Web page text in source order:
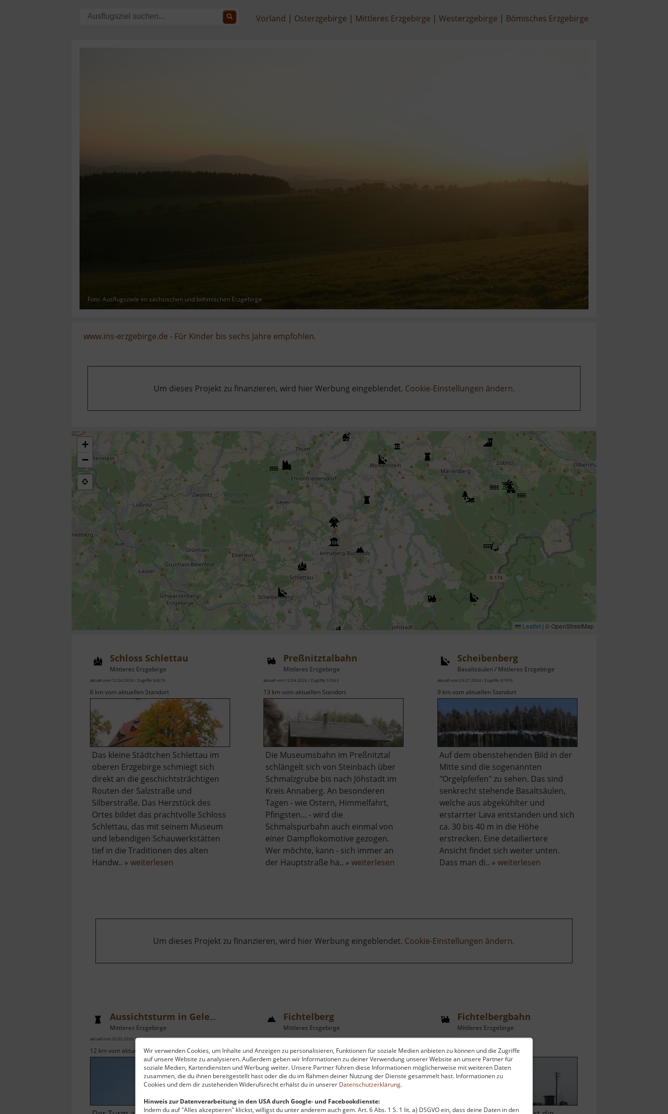
Wir verwenden Cookies, um Inhalte und Anzeigen zu personalisieren, Funktionen für soziale Medien anbieten zu können und die Zugriffe
auf unsere Website zu analysieren. Außerdem geben wir Informationen zu deiner Verwendung unserer Website an unsere Partner für
soziale Medien, Kartendiensten und Werbung weiter. Unsere Partner führen diese Informationen möglicherweise mit weiteren Daten
zusammen, die du ihnen bereitgestellt hast oder die du im Rahmen deiner Nutzung der Dienste gesammelt hast. Informationen zu
Cookies und dem dir zustehenden Widerufsrecht erhälst du in unserer Datenschutzerklärung.
Hinweis zur Datenverarbeitung in den USA durch Google- und Facebookdienste:
Indem du auf "Alles akzeptieren" klickst, willigst du unter anderem auch gem. Art. 6 Abs. 1 S. 1 lit. a) DSGVO ein, dass deine Daten in den
Vorland Osterzgebirge Mittleres Erzgebirge Westerzgebirge Bömisches Erzgebirge
Foto: Ausflugsziele im sächsischen und böhmischen Erzgebirge
www.ins-erzgebirge.de - Für Kinder bis sechs Jahre empfohlen.
Um dieses Projekt zu finanzieren, wird hier Werbung eingeblendet. Cookie-Einstellungen ändern.
+
−
Leaflet | © OpenStreetMap
Schloss Schlettau
Mittleres Erzgebirge
aktuell vom 12.04.2026 / Zugriffe: 64676
6 km vom aktuellen Standort
Das kleine Städtchen Schlettau im
oberen Erzgebirge schmiegt sich
direkt an die geschichtsträchtigen
Routen der Salzstraße und
Silberstraße. Das Herzstück des
Ortes bildet das prachtvolle Schloss
Schlettau, das mit seinem Museum
und lebendigen Schauwerkstätten
tief in die Traditionen des alten
Handw.. » weiterlesen
Preßnitztalbahn
Mittleres Erzgebirge
aktuell vom 12.04.2026 / Zugriffe: 57663
13 km vom aktuellen Standort
Die Museumsbahn im Preßnitztal
schlängelt sich von Steinbach über
Schmalzgrube bis nach Jöhstadt im
Kreis Annaberg. An besonderen
Tagen - wie Ostern, Himmelfahrt,
Pfingsten... - wird die
Schmalspurbahn auch einmal von
einer Dampflokomotive gezogen.
Wer möchte, kann - sich immer an
der Hauptstraße ha.. »weiterlesen
Scheibenberg
Basaltsäulen / Mittleres Erzgebirge
aktuell vom 23.07.2024 / Zugriffe: 67976
9 km vom aktuellen Standort
Auf dem obenstehenden Bild in der
Mitte sind die sogenannten
"Orgelpfeifen" zu sehen. Das sind
senkrecht stehende Basaltsäulen,
welche aus abgekühlter und
erstarrter Lava entstanden und sich
ca. 30 bis 40 m in die Höhe
erstrecken. Eine detailiertere
Ansicht findet sich weiter unten.
Dass man di.. » weiterlesenüber
Um dieses Projekt zu finanzieren, wird hier Werbung eingeblendet. Cookie-Einstellungen ändern.
Aussichtsturm in Gelenau
Mittleres Erzgebirge
aktuell vom 30.05.2026 / Zugriffe: 37454
12 km vom aktuellen Standort
Fichtelberg
Mittleres Erzgebirge
aktuell vom 31.05.2026 / Zugriffe: 71218
20 km vom aktuellen Standort
Fichtelbergbahn
Mittleres Erzgebirge
aktuell vom 07.06.2026 / Zugriffe: 41610
21 km vom aktuellen Standort